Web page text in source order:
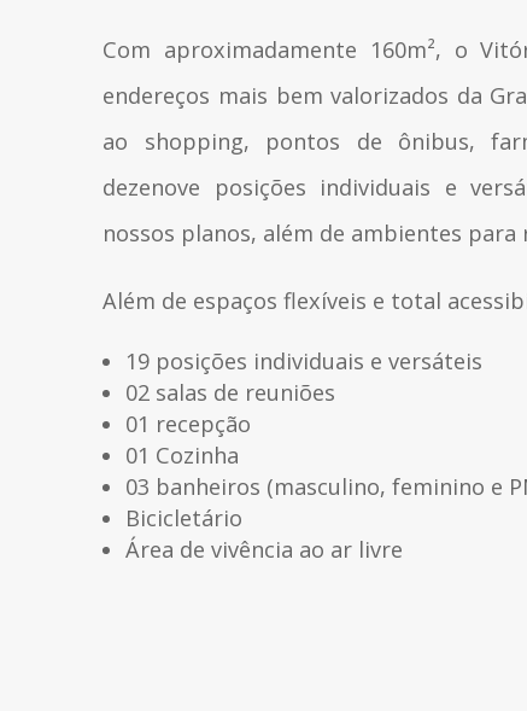
Com aproximadamente 160m², o
endereços mais bem valorizados da
ao shopping, pontos de ônibus,
dezenove posições individuais e
nossos planos, além de ambientes para
Além de espaços flexíveis e total
19 posições individuais e versáteis
02 salas de reuniões
01 recepção
01 Cozinha
03 banheiros (masculino, feminino e
Bicicletário
Área de vivência ao ar livre